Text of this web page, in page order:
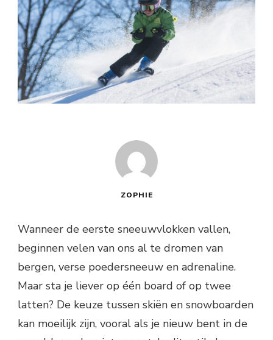
ZOPHIE
Wanneer de eerste sneeuwvlokken vallen,
beginnen velen van ons al te dromen van
bergen, verse poedersneeuw en adrenaline.
Maar sta je liever op één board of op twee
latten? De keuze tussen skiën en snowboarden
kan moeilijk zijn, vooral als je nieuw bent in de